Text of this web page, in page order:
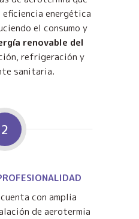
energética
el consumo y
renovable del
refrigeración y
sanitaria.
2
con amplia
de aerotermia